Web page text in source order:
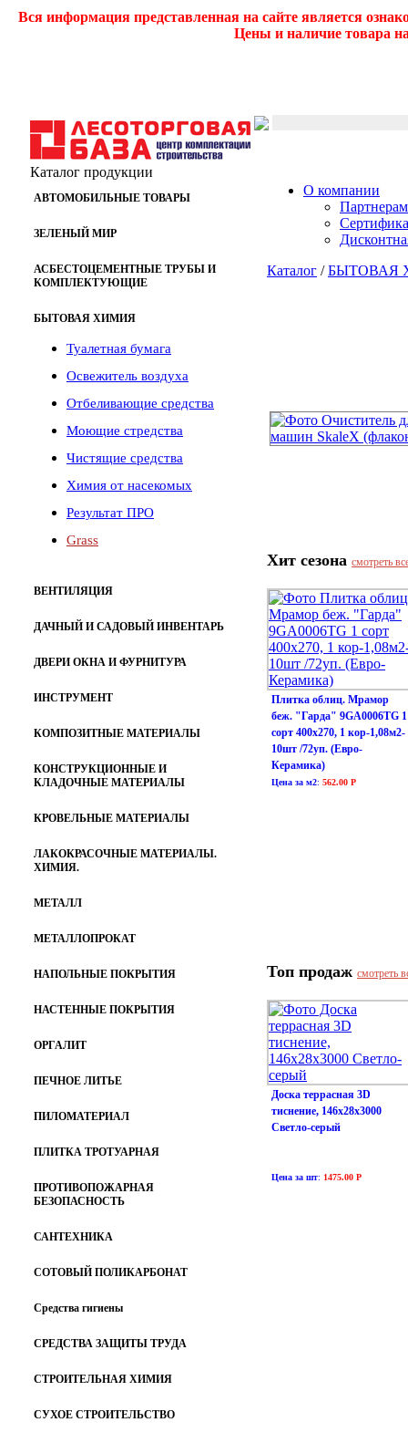
Вся информация представленная на сайте является
Цены и наличие товара
Каталог продукции
АВТОМОБИЛЬНЫЕ ТОВАРЫ
ЗЕЛЕНЫЙ МИР
АСБЕСТОЦЕМЕНТНЫЕ ТРУБЫ И
КОМПЛЕКТУЮЩИЕ
БЫТОВАЯ ХИМИЯ
Туалетная бумага
Освежитель воздуха
Отбеливающие средства
Моющие стредства
Чистящие средства
Химия от насекомых
Результат ПРО
Grass
ВЕНТИЛЯЦИЯ
ДАЧНЫЙ И САДОВЫЙ ИНВЕНТАРЬ
ДВЕРИ ОКНА И ФУРНИТУРА
ИНСТРУМЕНТ
КОМПОЗИТНЫЕ МАТЕРИАЛЫ
КОНСТРУКЦИОННЫЕ И
КЛАДОЧНЫЕ МАТЕРИАЛЫ
КРОВЕЛЬНЫЕ МАТЕРИАЛЫ
ЛАКОКРАСОЧНЫЕ МАТЕРИАЛЫ.
ХИМИЯ.
МЕТАЛЛ
МЕТАЛЛОПРОКАТ
НАПОЛЬНЫЕ ПОКРЫТИЯ
НАСТЕННЫЕ ПОКРЫТИЯ
ОРГАЛИТ
ПЕЧНОЕ ЛИТЬЕ
ПИЛОМАТЕРИАЛ
ПЛИТКА ТРОТУАРНАЯ
ПРОТИВОПОЖАРНАЯ
БЕЗОПАСНОСТЬ
САНТЕХНИКА
СОТОВЫЙ ПОЛИКАРБОНАТ
Средства гигиены
СРЕДСТВА ЗАЩИТЫ ТРУДА
СТРОИТЕЛЬНАЯ ХИМИЯ
СУХОЕ СТРОИТЕЛЬСТВО
О компании
Партнерам
Каталог /БЫТОВАЯ
Хит сезона смотреть
Плитка облиц. Мрамор
беж. "Гарда" 9GA0006TG 1
сорт 400х270, 1 кор-1,08м2-
10шт /72уп. (Евро-
Керамика)
Цена за м2: 562.00 Р
Топ продаж смотреть
Доска террасная 3D
тиснение, 146х28х3000
Светло-серый
Цена за шт: 1475.00 Р